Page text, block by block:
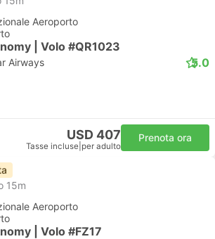
Aeroporto
| Volo #QR1023
Airways 5.0
USD 407
Tasse incluse per adulto
Prenota ora
15m
Aeroporto
| Volo #FZ17